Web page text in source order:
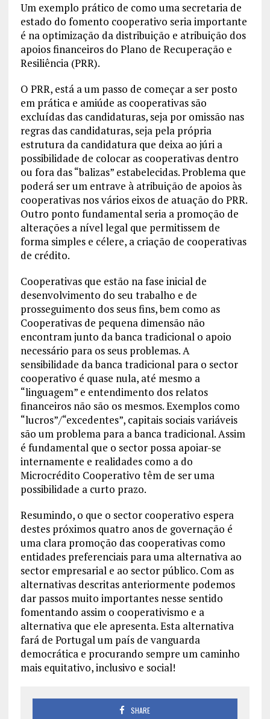
Um exemplo prático de como uma secretaria de
estado do fomento cooperativo seria importante
é na optimização da distribuição e atribuição dos
apoios financeiros do Plano de Recuperação e
Resiliência (PRR).
O PRR, está a um passo de começar a ser posto
em prática e amiúde as cooperativas são
excluídas das candidaturas, seja por omissão nas
regras das candidaturas, seja pela própria
estrutura da candidatura que deixa ao júri a
possibilidade de colocar as cooperativas dentro
ou fora das “balizas” estabelecidas. Problema que
poderá ser um entrave à atribuição de apoios às
cooperativas nos vários eixos de atuação do PRR.
Outro ponto fundamental seria a promoção de
alterações a nível legal que permitissem de
forma simples e célere, a criação de cooperativas
de crédito.
Cooperativas que estão na fase inicial de
desenvolvimento do seu trabalho e de
prosseguimento dos seus fins, bem como as
Cooperativas de pequena dimensão não
encontram junto da banca tradicional o apoio
necessário para os seus problemas. A
sensibilidade da banca tradicional para o sector
cooperativo é quase nula, até mesmo a
“linguagem” e entendimento dos relatos
financeiros não são os mesmos. Exemplos como
“lucros”/“excedentes”, capitais sociais variáveis
são um problema para a banca tradicional. Assim
é fundamental que o sector possa apoiar-se
internamente e realidades como a do
Microcrédito Cooperativo têm de ser uma
possibilidade a curto prazo.
Resumindo, o que o sector cooperativo espera
destes próximos quatro anos de governação é
uma clara promoção das cooperativas como
entidades preferenciais para uma alternativa ao
sector empresarial e ao sector público. Com as
alternativas descritas anteriormente podemos
dar passos muito importantes nesse sentido
fomentando assim o cooperativismo e a
alternativa que ele apresenta. Esta alternativa
fará de Portugal um país de vanguarda
democrática e procurando sempre um caminho
mais equitativo, inclusivo e social!
SHARE